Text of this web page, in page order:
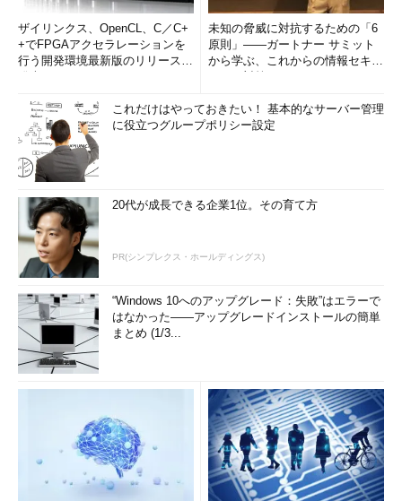
ザイリンクス、OpenCL、C／C+
+でFPGAアクセラレーションを
行う開発環境最新版のリリースを
未知の脅威に対抗するための「6
原則」――ガートナー サミット
から学ぶ、これからの情報セキュ
これだけはやっておきたい！ 基本的なサーバー管理
に役立つグループポリシー設定
20代が成長できる企業1位。その育て方
PR(シンプレクス・ホールディングス)
“Windows 10へのアップグレード：失敗”はエラーで
はなかった――アップグレードインストールの簡単
まとめ (1/3...